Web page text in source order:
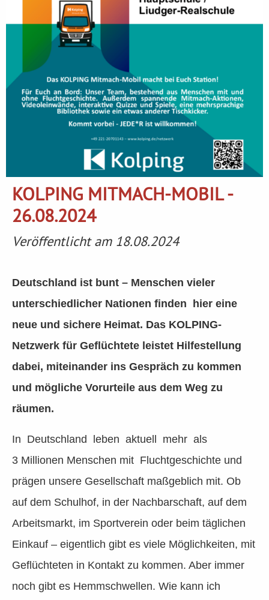
KOLPING MITMACH-MOBIL -
26.08.2024
Veröffentlicht am 18.08.2024
Deutschland ist bunt – Menschen vieler
unterschiedlicher Nationen finden hier eine
neue und sichere Heimat. Das KOLPING-
Netzwerk für Geflüchtete leistet Hilfestellung
dabei, miteinander ins Gespräch zu kommen
und mögliche Vorurteile aus dem Weg zu
räumen.
In Deutschland leben aktuell mehr als
3 Millionen Menschen mit Fluchtgeschichte und
prägen unsere Gesellschaft maßgeblich mit. Ob
auf dem Schulhof, in der Nachbarschaft, auf dem
Arbeitsmarkt, im Sportverein oder beim täglichen
Einkauf – eigentlich gibt es viele Möglichkeiten, mit
Geflüchteten in Kontakt zu kommen. Aber immer
noch gibt es Hemmschwellen. Wie kann ich